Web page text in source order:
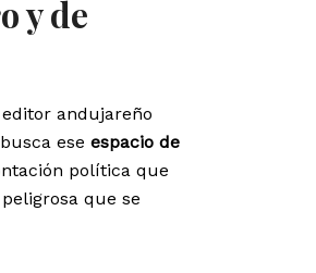
y de
andujareño
ese espacio de
política que
que se